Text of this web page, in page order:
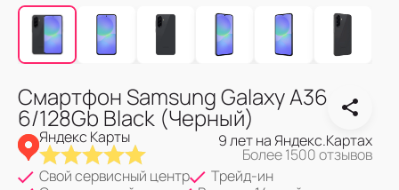
Смартфон Samsung Galaxy A36
6/128Gb Black (Черный)
Яндекс Карты 9 лет на Яндекс.Картах
Более 1500 отзывов
Свой сервисный центр
Трейд-ин